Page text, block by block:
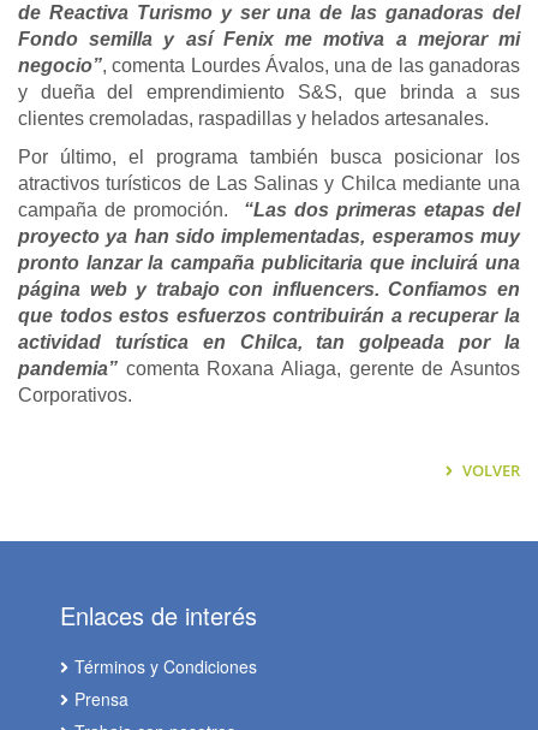
de Reactiva Turismo y ser una de las ganadoras del
Fondo semilla y así Fenix me motiva a mejorar mi
negocio”, comenta Lourdes Ávalos, una de las ganadoras
y dueña del emprendimiento S&S, que brinda a sus
clientes cremoladas, raspadillas y helados artesanales.
Por último, el programa también busca posicionar los
atractivos turísticos de Las Salinas y Chilca mediante una
campaña de promoción. “Las dos primeras etapas del
proyecto ya han sido implementadas, esperamos muy
pronto lanzar la campaña publicitaria que incluirá una
página web y trabajo con influencers. Confiamos en
que todos estos esfuerzos contribuirán a recuperar la
actividad turística en Chilca, tan golpeada por la
pandemia” comenta Roxana Aliaga, gerente de Asuntos
Corporativos.
VOLVER
Enlaces de interés
Términos y Condiciones
Prensa